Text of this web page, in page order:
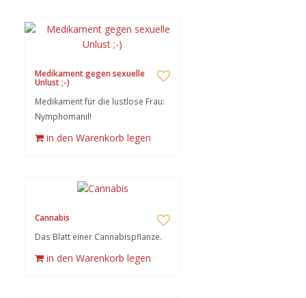
Medikament gegen sexuelle
Unlust ;-)
Medikament für die lustlose Frau:
Nymphomanil!
in den Warenkorb legen
Cannabis
Das Blatt einer Cannabispflanze.
in den Warenkorb legen